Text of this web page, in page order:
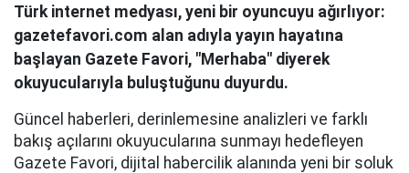
Türk internet medyası, yeni bir oyuncuyu ağırlıyor:
gazetefavori.com alan adıyla yayın hayatına
başlayan Gazete Favori, "Merhaba" diyerek
okuyucularıyla buluştuğunu duyurdu.
Güncel haberleri, derinlemesine analizleri ve farklı
bakış açılarını okuyucularına sunmayı hedefleyen
Gazete Favori, dijital habercilik alanında yeni bir soluk